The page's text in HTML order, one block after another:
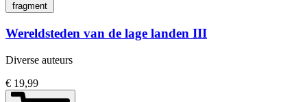
fragment
Wereldsteden van de lage landen III
Diverse auteurs
€ 19,99